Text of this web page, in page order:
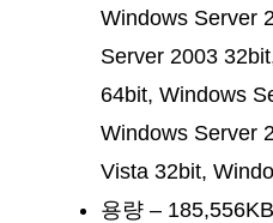
Windows Server
Server 2003
64bit, Windows
Windows Server
Vista 32bit,
용량 – 185,556KB